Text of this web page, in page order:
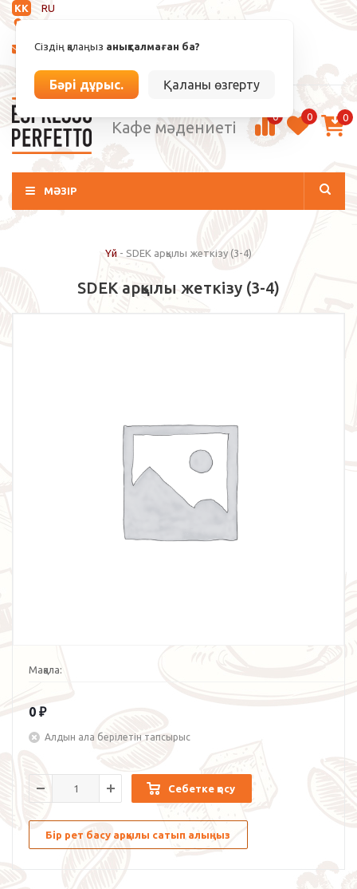
KK
RU
Сіздің қалаңыз анықталмаған ба?
Бәрі дұрыс. Қаланы өзгерту
info@espressoperfetto.kz
Кафе мәдениеті
0 0 0
МӘЗІР
Үй - SDEK арқылы жеткізу (3-4)
SDEK арқылы жеткізу (3-4)
Мақала:
0 ₽
Алдын ала берілетін тапсырыс
Себетке қосу
Бір рет басу арқылы сатып алыңыз